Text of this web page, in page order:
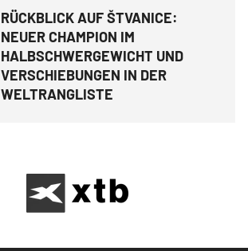
RÜCKBLICK AUF ŠTVANICE:
NEUER CHAMPION IM
HALBSCHWERGEWICHT UND
VERSCHIEBUNGEN IN DER
WELTRANGLISTE